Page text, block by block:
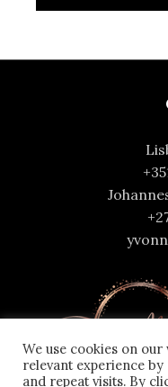
We use cookies on
relevant experience
and repeat visits. By